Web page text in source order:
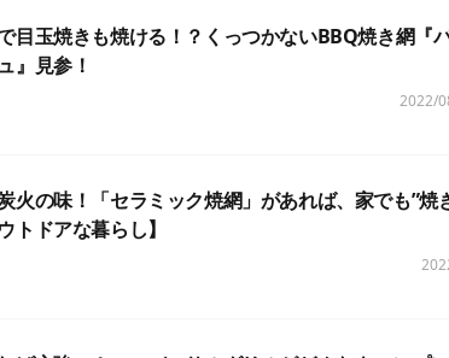
目玉焼きも焼ける！？くっつかないBBQ焼き網『
』見参！
2022/
火の味！「セラミック焼網」があれば、家でも”焼
トドアな暮らし】